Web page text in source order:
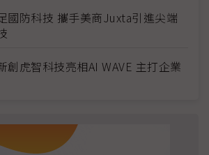
國防科技 攜手美商Juxta引進尖端
創虎智科技亮相AI WAVE 主打企業